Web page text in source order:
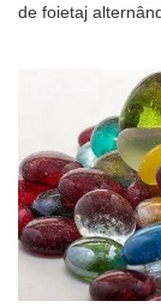
de foietaj